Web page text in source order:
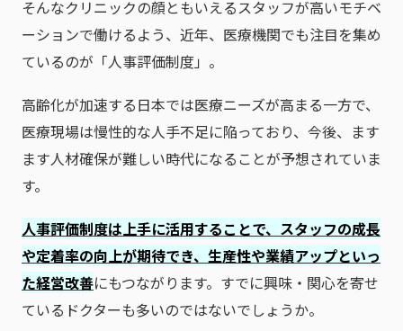
そんなクリニックの顔ともいえるスタッフが高いモチベ
ーションで働けるよう、近年、医療機関でも注目を集め
ているのが「人事評価制度」。
高齢化が加速する日本では医療ニーズが高まる一方で、
医療現場は慢性的な人手不足に陥っており、今後、ます
ます人材確保が難しい時代になることが予想されていま
す。
人事評価制度は上手に活用することで、スタッフの成長
や定着率の向上が期待でき、生産性や業績アップといっ
た経営改善にもつながります。すでに興味・関心を寄せ
ているドクターも多いのではないでしょうか。